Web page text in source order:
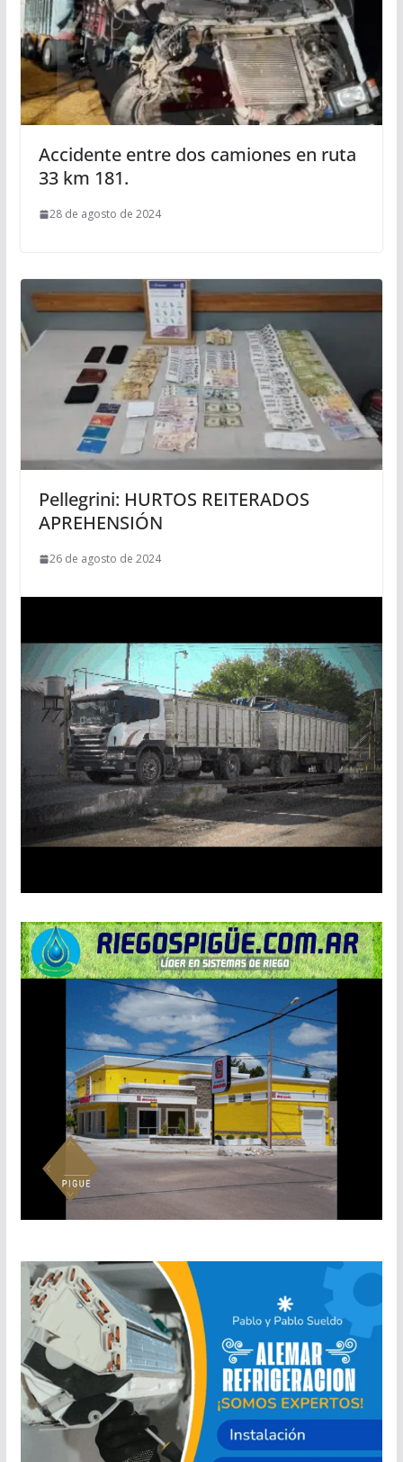
Accidente entre dos camiones en ruta
33 km 181.
28 de agosto de 2024
Pellegrini: HURTOS REITERADOS
APREHENSIÓN
26 de agosto de 2024